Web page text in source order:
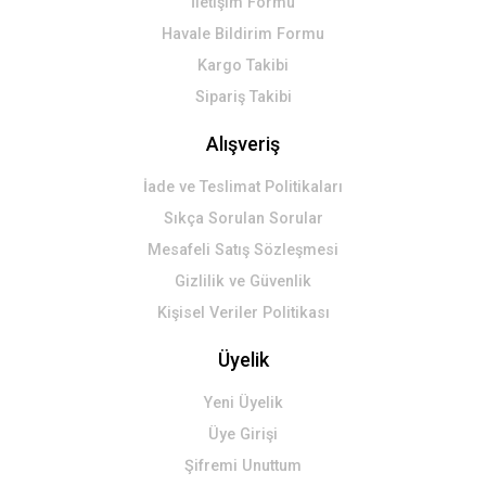
Havale Bildirim Formu
Kargo Takibi
Sipariş Takibi
Alışveriş
İade ve Teslimat Politikaları
Sıkça Sorulan Sorular
Mesafeli Satış Sözleşmesi
Gizlilik ve Güvenlik
Kişisel Veriler Politikası
Üyelik
Yeni Üyelik
Üye Girişi
Şifremi Unuttum